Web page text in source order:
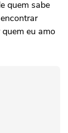
quem sabe
eu amo